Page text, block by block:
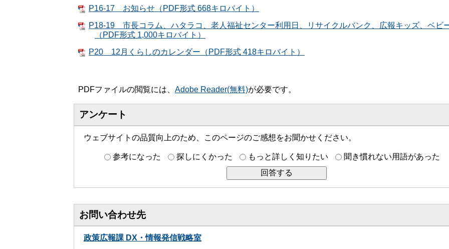
P16-17 お知らせ（PDF形式 668キロバイト）
P18-19 市長コラム、ハタラコ、老人福祉センター利用日、リサイクルバンク、広報キッズ、ベビ
（PDF形式 1,000キロバイト）
P20 12月くらしのカレンダー（PDF形式 418キロバイト）
PDFファイルの閲覧には、 Adobe Reader(無料)が必要です。
アンケート
ウェブサイトの品質向上のため、このページのご感想をお聞かせください。
参考になった 探しにくかった もっと詳しく知りたい 聞き慣れない用語があった
お問い合わせ先
政策広報課 DX・情報発信戦略室